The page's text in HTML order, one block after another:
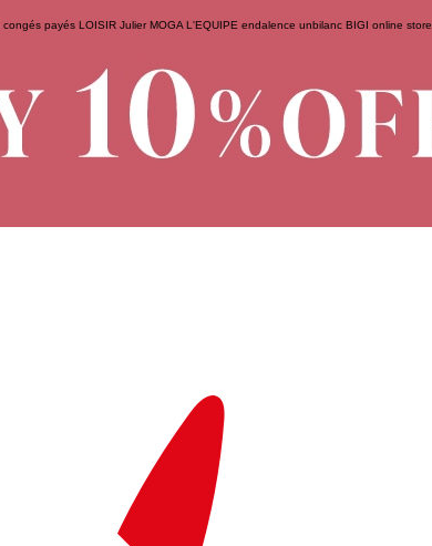
congés payés LOISIR Julier MOGA L'EQUIPE endalence unbilanc BIGI online store